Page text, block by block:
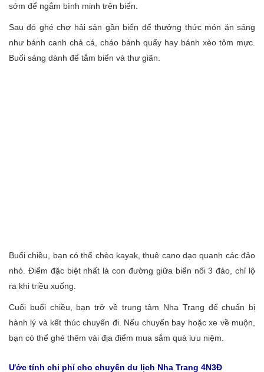
sớm để ngắm bình minh trên biển.
Sau đó ghé chợ hải sản gần biển để thưởng thức món ăn sáng
như bánh canh chả cá, cháo bánh quẩy hay bánh xèo tôm mực.
Buổi sáng dành để tắm biển và thư giãn.
Buổi chiều, bạn có thể chèo kayak, thuê cano dạo quanh các đảo
nhỏ. Điểm đặc biệt nhất là con đường giữa biển nối 3 đảo, chỉ lộ
ra khi triều xuống.
Cuối buổi chiều, bạn trở về trung tâm Nha Trang để chuẩn bị
hành lý và kết thúc chuyến đi. Nếu chuyến bay hoặc xe về muộn,
bạn có thể ghé thêm vài địa điểm mua sắm quà lưu niệm.
Ước tính chi phí cho chuyến du lịch Nha Trang 4N3Đ